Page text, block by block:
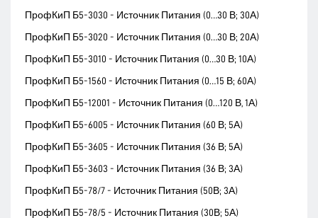
ПрофКиП Б5-3030 - Источник Питания (0…30 В; 30А)
ПрофКиП Б5-3020 - Источник Питания (0…30 В; 20А)
ПрофКиП Б5-3010 - Источник Питания (0…30 В; 10А)
ПрофКиП Б5-1560 - Источник Питания (0…15 В; 60А)
ПрофКиП Б5-12001 - Источник Питания (0…120 В, 1А)
ПрофКиП Б5-6005 - Источник Питания (60 В; 5А)
ПрофКиП Б5-3605 - Источник Питания (36 В; 5А)
ПрофКиП Б5-3603 - Источник Питания (36 В; 3А)
ПрофКиП Б5-78/7 - Источник Питания (50В; 3А)
ПрофКиП Б5-78/5 - Источник Питания (30В; 5А)